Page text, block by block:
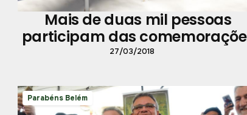
Mais de duas mil pessoas
participam das
do aniversário do Ver-o-Peso
27/03/2018
Parabéns Belém